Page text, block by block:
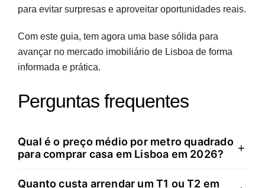
para evitar surpresas e aproveitar oportunidades reais.
Com este guia, tem agora uma base sólida para
avançar no mercado imobiliário de Lisboa de forma
informada e prática.
Perguntas frequentes
Qual é o preço médio por metro quadrado
para comprar casa em Lisboa em 2026?
+
O preço mediano em Lisboa atingiu os 6.065 euros por
Quanto custa arrendar um T1 ou T2 em